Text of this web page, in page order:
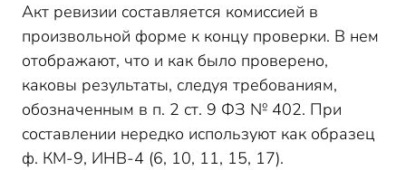
Акт ревизии составляется комиссией в
произвольной форме к концу проверки. В нем
отображают, что и как было проверено,
каковы результаты, следуя требованиям,
обозначенным в п. 2 ст. 9 ФЗ № 402. При
составлении нередко используют как образец
ф. КМ-9, ИНВ-4 (6, 10, 11, 15, 17).